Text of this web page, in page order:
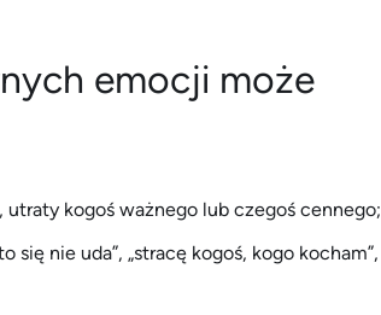
emocji może
kogoś ważnego lub czegoś cennego;
się nie uda”, „stracę kogoś, kogo kocham”,